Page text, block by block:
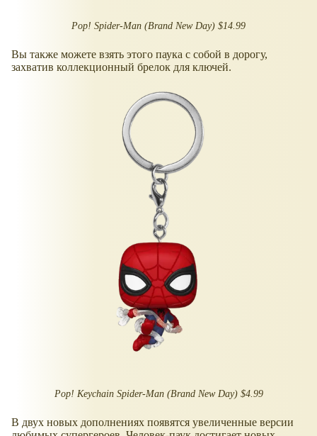
Pop! Spider-Man (Brand New Day) $14.99
Вы также можете взять этого паука с собой в дорогу,
захватив коллекционный брелок для ключей.
Pop! Keychain Spider-Man (Brand New Day) $4.99
В двух новых дополнениях появятся увеличенные версии